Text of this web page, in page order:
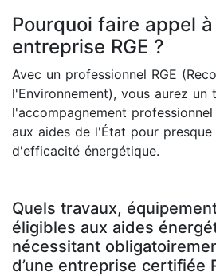
Pourquoi faire appel
entreprise RGE ?
Avec un professionnel RGE
l'Environnement), vous aurez
l'accompagnement
aux aides de l'État pour
d'efficacité énergétique.
Quels travaux,
éligibles aux aides
nécessitant
d’une entreprise certifiée